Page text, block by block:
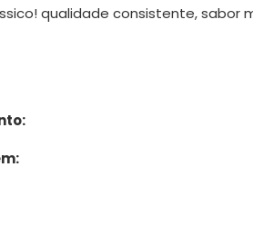
qualidade consistente, sabor